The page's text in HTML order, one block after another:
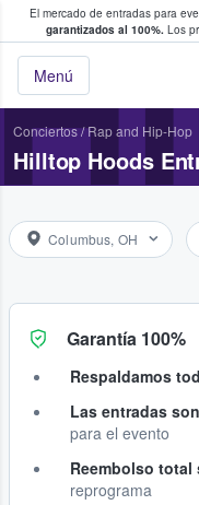
El mercado de entradas para
garantizados al 100%. Los
Menú
y venta de
Conciertos/Rap and Hip-Hop
Hilltop Hoods
Columbus, OH
Garantía 100%
Respaldamos
Las entradas
para el evento
Reembolso total
reprograma